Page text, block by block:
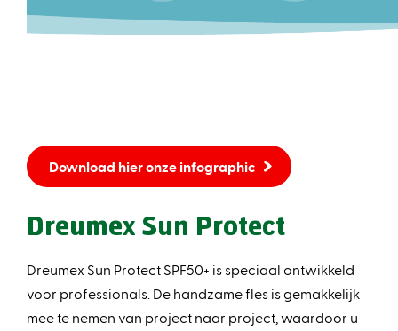
Download hier onze infographic
Dreumex Sun Protect
Dreumex Sun Protect SPF50+ is speciaal ontwikkeld
voor professionals. De handzame fles is gemakkelijk
mee te nemen van project naar project, waardoor u